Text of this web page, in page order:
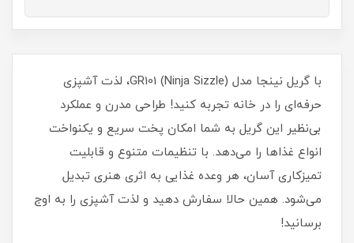
با گریل نینجا مدل GR101 (Ninja Sizzle)، لذت آشپزی
حرفه‌ای را در خانه تجربه کنید! طراحی مدرن و عملکرد
بی‌نظیر این گریل به شما امکان پخت سریع و یکنواخت
انواع غذاها را می‌دهد. با تنظیمات متنوع و قابلیت
تمیزکاری آسان، هر وعده غذایی به اثری هنری تبدیل
می‌شود. همین حالا سفارش دهید و لذت آشپزی را به اوج
برسانید!